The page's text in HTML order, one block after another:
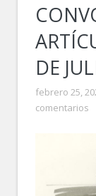
DE
febrero 25,
comentarios